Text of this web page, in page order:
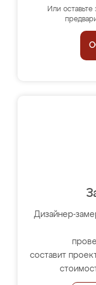
Или оставьте
Дизайнер-
составит